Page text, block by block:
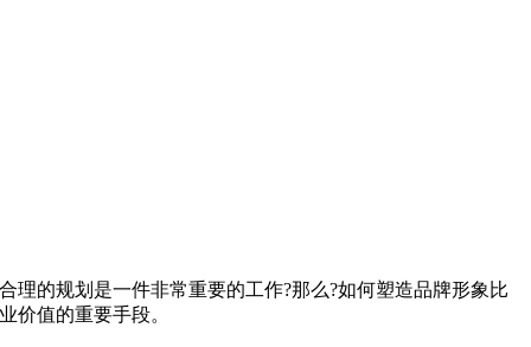
的规划是一件非常重要的工作?那么?如何塑造品牌形象比
价值的重要手段。